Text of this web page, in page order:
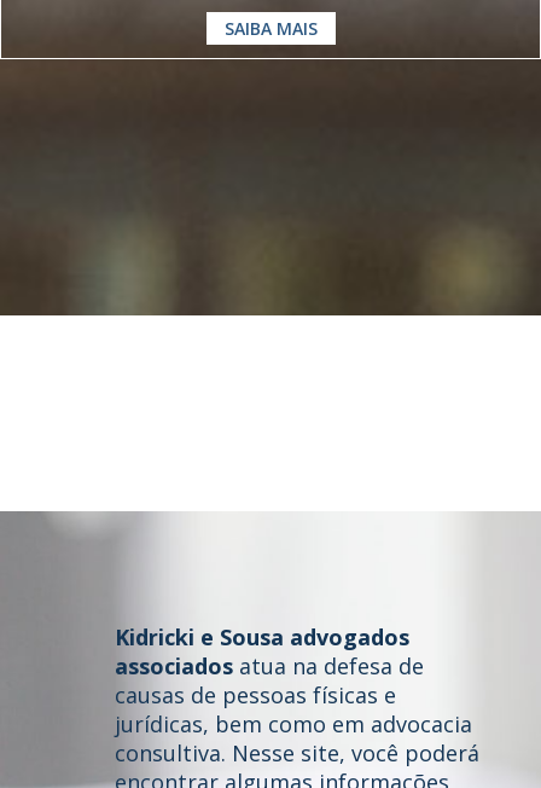
Home
SAIBA MAIS
Kidricki e Sousa advogados
associadosatua na defesa de
causas de pessoas físicas e
jurídicas, bem como em advocacia
consultiva. Nesse site, você poderá
encontrar algumas informações